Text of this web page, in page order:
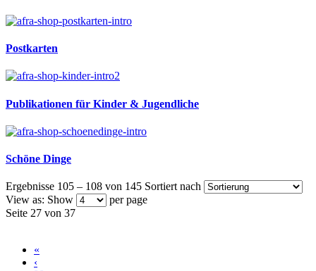
Postkarten
Publikationen für Kinder & Jugendliche
Schöne Dinge
Ergebnisse 105 – 108 von 145 Sortiert nach
View as: Show
per page
Seite 27 von 37
«
‹